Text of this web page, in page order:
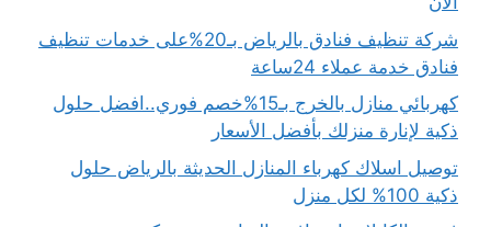
شركة تنظيف فنادق بالرياض بـ20%على خدمات تنظيف
فنادق خدمة عملاء 24ساعة
كهربائي منازل بالخرج بـ15%خصم فوري..افضل حلول
ذكية لإنارة منزلك بأفضل الأسعار
توصيل اسلاك كهرباء المنازل الحديثة بالرياض حلول
ذكية 100% لكل منزل